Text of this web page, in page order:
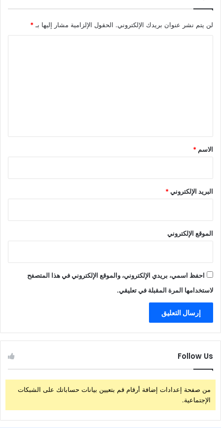
لن يتم نشر عنوان بريدك الإلكتروني. الحقول الإلزامية مشار إليها بـ *
*
الاسم *
البريد الإلكتروني*
الموقع الإلكتروني
احفظ اسمي، بريدي الإلكتروني، والموقع الإلكتروني في هذا المتصفح
لاستخدامها المرة المقبلة في تعليقي.
Follow Us
من صفحة إعدادات إضافة أرقام قم بتعيين بيانات حساباتك على الشبكات
الإجتماعية.